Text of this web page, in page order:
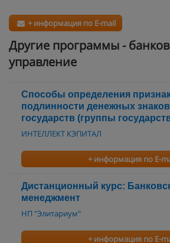
+ информация по E-mail
Другие программы -
управление
Способы определения
подлинности денежных
государств (группы
ИНТЕЛЛЕКТ КЭПИТАЛ
+ информация по E-
Дистанционный курс:
менеджмент
НП "Элитариум"
+ информация по E-